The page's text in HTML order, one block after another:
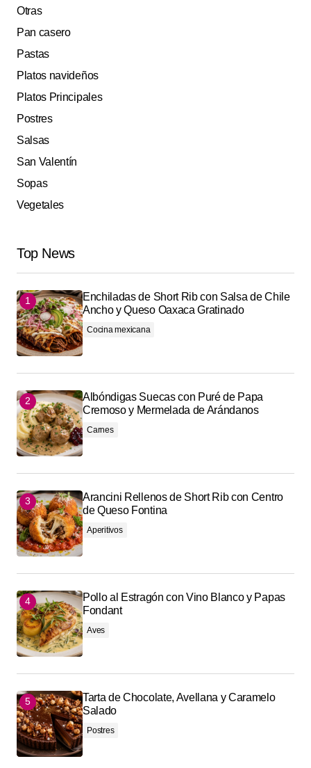
Otras
Pan casero
Pastas
Platos navideños
Platos Principales
Postres
Salsas
San Valentín
Sopas
Vegetales
Top News
Enchiladas de Short Rib con Salsa de Chile
Ancho y Queso Oaxaca Gratinado
Cocina mexicana
Albóndigas Suecas con Puré de Papa
Cremoso y Mermelada de Arándanos
Carnes
Arancini Rellenos de Short Rib con Centro
de Queso Fontina
Aperitivos
Pollo al Estragón con Vino Blanco y Papas
Fondant
Aves
Tarta de Chocolate, Avellana y Caramelo
Salado
Postres